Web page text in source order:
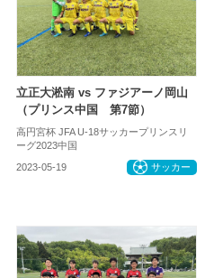
立正大淞南 vs ファジアーノ岡山
（プリンス中国 第7節）
高円宮杯 JFA U-18サッカープリンスリ
ーグ2023中国
2023-05-19 サッカー